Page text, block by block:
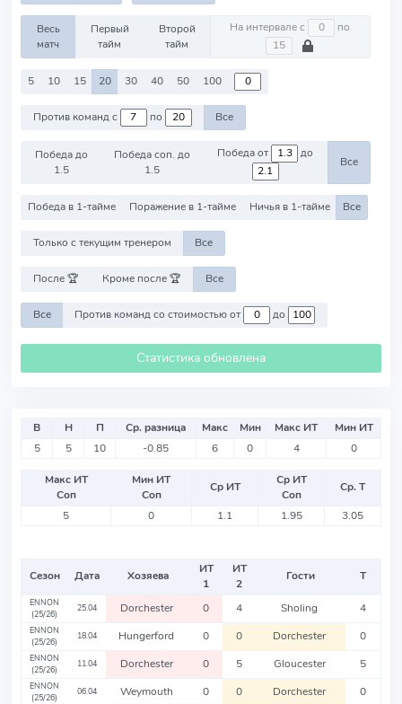
Весь
матч
Первый
тайм
Второй
тайм
На интервале с по
5 10 15 20 30 40 50 100
Против команд с по Все
Победа до
1.5
Победа соп. до
1.5
Победа от до
Все
Победа в 1-тайме Поражение в 1-тайме Ничья в 1-тайме Все
Только с текущим тренером Все
После 🏆 Кроме после 🏆 Все
Все Против команд со стоимостью от до
Статистика обновлена
В Н П Ср. разница Макс Мин Макс ИТ
Мин ИТ
5
5 10 -0.85 6 0 4 0
Макс ИТ
Соп
Мин ИТ
Соп
Ср ИТ
Ср ИТ
Соп
Ср. Т
5
0 1.1 1.95 3.05
Сезон Дата Хозяева
ИТ
1
ИТ
2
Гости Т
ENNON
(25/26)
25.04 Dorchester 0 4 Sholing 4
ENNON
(25/26)
18.04 Hungerford 0 0 Dorchester 0
ENNON
(25/26)
11.04 Dorchester 0 5 Gloucester 5
ENNON
(25/26)
06.04 Weymouth 0 0 Dorchester 0